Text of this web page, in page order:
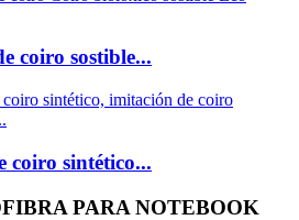
coiro sostible...
coiro sintético...
PARA NOTEBOOK